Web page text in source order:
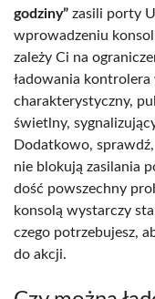
godziny” zasili porty
wprowadzeniu
zależy Ci na
ładowania
charakterystyczny,
świetlny,
Dodatkowo,
nie blokują zasilania
dość powszechny
konsolą wystarczy
czego potrzebujesz,
do akcji.